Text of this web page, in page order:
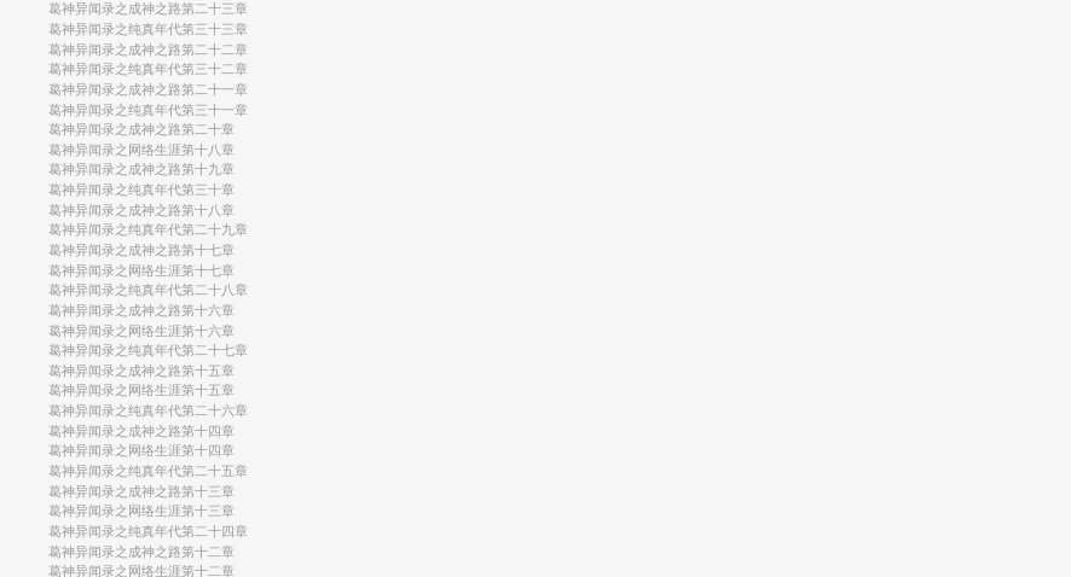
葛神异闻录之成神之路第二十三章
葛神异闻录之纯真年代第三十三章
葛神异闻录之成神之路第二十二章
葛神异闻录之纯真年代第三十二章
葛神异闻录之成神之路第二十一章
葛神异闻录之纯真年代第三十一章
葛神异闻录之成神之路第二十章
葛神异闻录之网络生涯第十八章
葛神异闻录之成神之路第十九章
葛神异闻录之纯真年代第三十章
葛神异闻录之成神之路第十八章
葛神异闻录之纯真年代第二十九章
葛神异闻录之成神之路第十七章
葛神异闻录之网络生涯第十七章
葛神异闻录之纯真年代第二十八章
葛神异闻录之成神之路第十六章
葛神异闻录之网络生涯第十六章
葛神异闻录之纯真年代第二十七章
葛神异闻录之成神之路第十五章
葛神异闻录之网络生涯第十五章
葛神异闻录之纯真年代第二十六章
葛神异闻录之成神之路第十四章
葛神异闻录之网络生涯第十四章
葛神异闻录之纯真年代第二十五章
葛神异闻录之成神之路第十三章
葛神异闻录之网络生涯第十三章
葛神异闻录之纯真年代第二十四章
葛神异闻录之成神之路第十二章
葛神异闻录之网络生涯第十二章